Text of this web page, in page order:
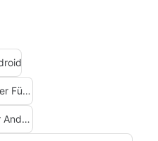
Kostenloser Mp3-musik-downloader Für Android
Kostenloser Musik-downloader Für Android